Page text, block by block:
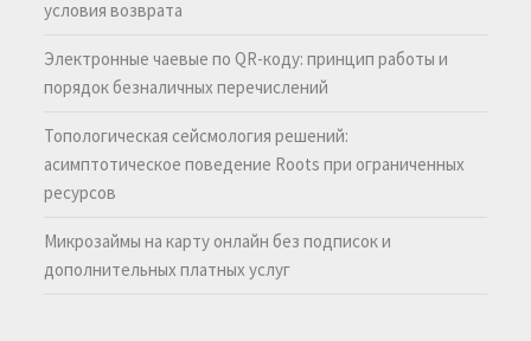
условия возврата
Электронные чаевые по QR-коду: принцип работы и
порядок безналичных перечислений
Топологическая сейсмология решений:
асимптотическое поведение Roots при ограниченных
ресурсов
Микрозаймы на карту онлайн без подписок и
дополнительных платных услуг